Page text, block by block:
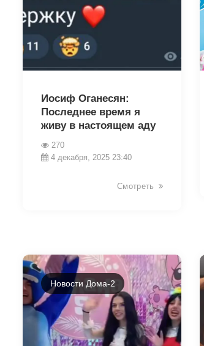
Иосиф Оганесян:
Последнее время я
живу в настоящем аду
270
4 декабря, 2025 23:40
Смотреть
Новости Дома-2